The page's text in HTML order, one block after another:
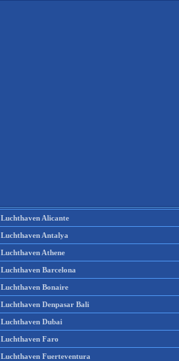
Luchthaven Alicante
Luchthaven Antalya
Luchthaven Athene
Luchthaven Barcelona
Luchthaven Bonaire
Luchthaven Denpasar Bali
Luchthaven Dubai
Luchthaven Faro
Luchthaven Fuerteventura